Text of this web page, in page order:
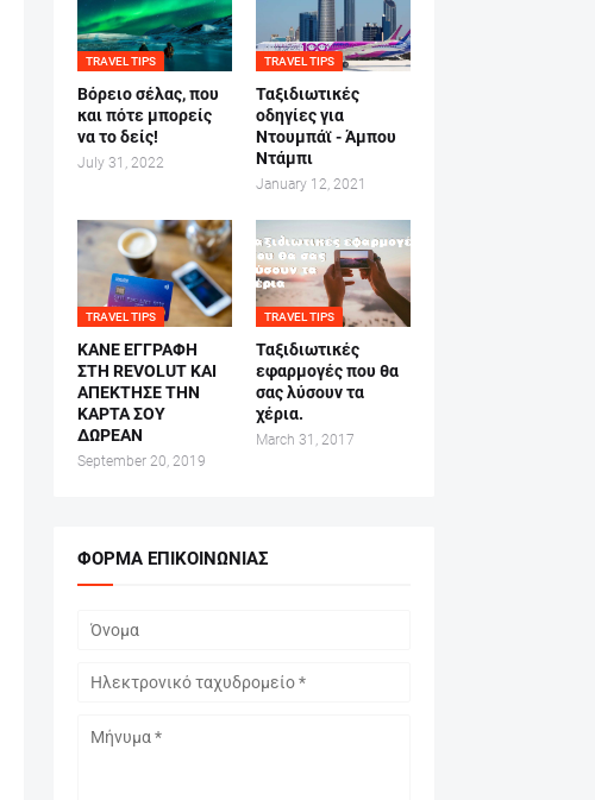
TRAVEL TIPS
Βόρειο σέλας, που
και πότε μπορείς
να το δείς!
July 31, 2022
TRAVEL TIPS
Ταξιδιωτικές
οδηγίες για
Ντουμπάϊ - Άμπου
Ντάμπι
January 12, 2021
TRAVEL TIPS
ΚΑΝΕ ΕΓΓΡΑΦΗ
ΣΤΗ REVOLUT ΚΑΙ
ΑΠΕΚΤΗΣΕ ΤΗΝ
ΚΑΡΤΑ ΣΟΥ
ΔΩΡΕΑΝ
September 20, 2019
TRAVEL TIPS
Ταξιδιωτικές
εφαρμογές που θα
σας λύσουν τα
χέρια.
March 31, 2017
ΦΌΡΜΑ ΕΠΙΚΟΙΝΩΝΊΑΣ